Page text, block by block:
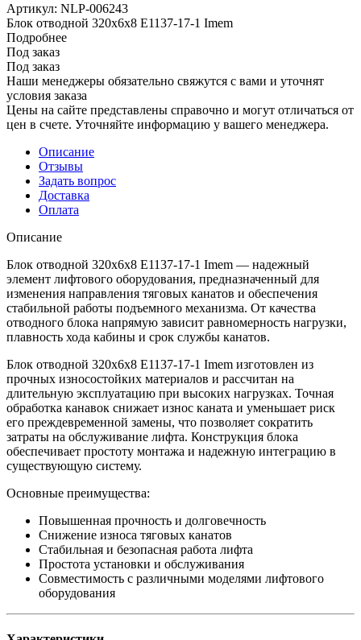
Артикул: NLP-006243
Блок отводной 320х6х8 E1137-17-1 Imem
Подробнее
Под заказ
Под заказ
Наши менеджеры обязательно свяжутся с вами и уточнят
условия заказа
Цены на сайте представлены справочно и могут отличаться от
цен в счете. Уточняйте информацию у вашего менеджера.
Описание
Отзывы
Задать вопрос
Доставка
Оплата
Описание
Блок отводной 320х6х8 E1137-17-1 Imem — надежный
элемент лифтового оборудования, предназначенный для
изменения направления тяговых канатов и обеспечения
стабильной работы подъемного механизма. От качества
отводного блока напрямую зависит равномерность нагрузки,
плавность хода кабины и срок службы канатов.
Блок отводной 320х6х8 E1137-17-1 Imem изготовлен из
прочных износостойких материалов и рассчитан на
длительную эксплуатацию при высоких нагрузках. Точная
обработка канавок снижает износ каната и уменьшает риск
его преждевременной замены, что позволяет сократить
затраты на обслуживание лифта. Конструкция блока
обеспечивает простоту монтажа и надежную интеграцию в
существующую систему.
Основные преимущества:
Повышенная прочность и долговечность
Снижение износа тяговых канатов
Стабильная и безопасная работа лифта
Простота установки и обслуживания
Совместимость с различными моделями лифтового
оборудования